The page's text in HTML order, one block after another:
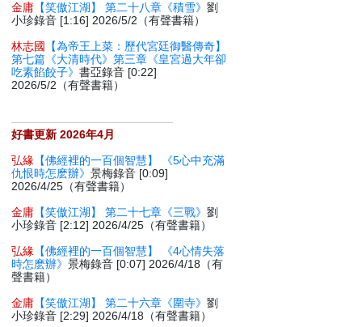
金庸 【笑傲江湖】 第二十八章《積雪》劉
小珍錄音 [1:16] 2026/5/2（有聲書籍）
林志國
【為帝王上菜：歷代宮廷御醫傳奇】
第七篇《大清時代》第三章《皇宮過大年卻
吃素餡餃子》書亞錄音 [0:22]
2026/5/2（有聲書籍）
好書更新 2026年4月
弘緣 【佛經裡的一百個智慧】 《5心中充滿
仇恨時怎麽辦》景梅錄音 [0:09]
2026/4/25（有聲書籍）
金庸 【笑傲江湖】 第二十七章《三戰》劉
小珍錄音 [2:12] 2026/4/25（有聲書籍）
弘緣 【佛經裡的一百個智慧】 《4心情失落
時怎麽辦》景梅錄音 [0:07] 2026/4/18（有
聲書籍）
金庸 【笑傲江湖】 第二十六章《圍寺》劉
小珍錄音 [2:29] 2026/4/18（有聲書籍）